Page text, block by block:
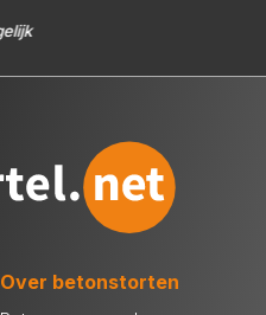
Over betonstorten